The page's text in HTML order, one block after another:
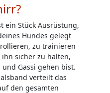
ein Stück Ausrüstung,
Hundes gelegt
zu trainieren
sicher zu halten,
und Gassi gehen bist.
verteilt das
den gesamten